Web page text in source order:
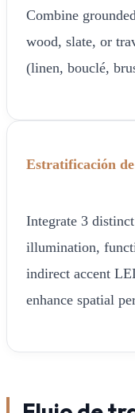
Combine
wood, slate, or
(linen, bouclé,
Estratificación
Integrate 3
illumination,
indirect accent
enhance spatial